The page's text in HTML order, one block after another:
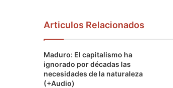
Articulos Relacionados
Maduro: El capitalismo ha
ignorado por décadas las
necesidades de la naturaleza
(+Audio)